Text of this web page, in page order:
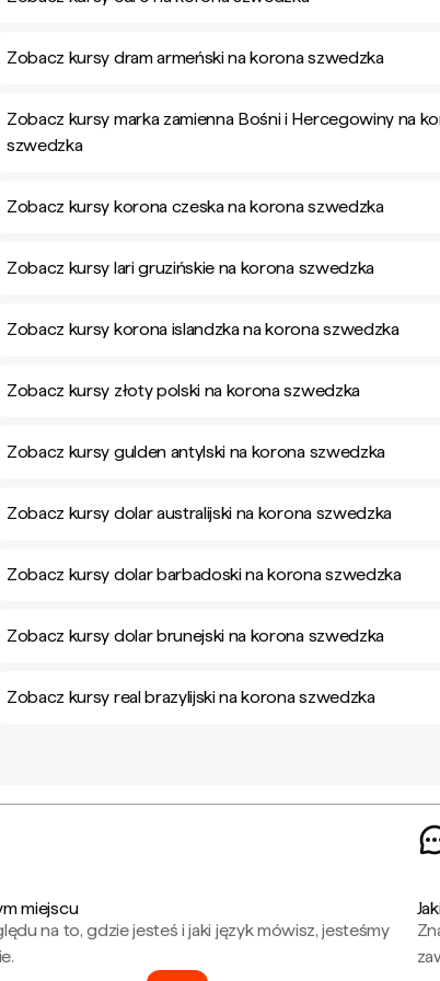
Zobacz kursy dram armeński na korona szwedzka
Zobacz kursy marka zamienna Bośni i Hercegowiny na
szwedzka
Zobacz kursy korona czeska na korona szwedzka
Zobacz kursy lari gruzińskie na korona szwedzka
Zobacz kursy korona islandzka na korona szwedzka
Zobacz kursy złoty polski na korona szwedzka
Zobacz kursy gulden antylski na korona szwedzka
Zobacz kursy dolar australijski na korona szwedzka
Zobacz kursy dolar barbadoski na korona szwedzka
Zobacz kursy dolar brunejski na korona szwedzka
Zobacz kursy real brazylijski na korona szwedzka
miejscu
na to, gdzie jesteś i jaki język mówisz, jesteśmy